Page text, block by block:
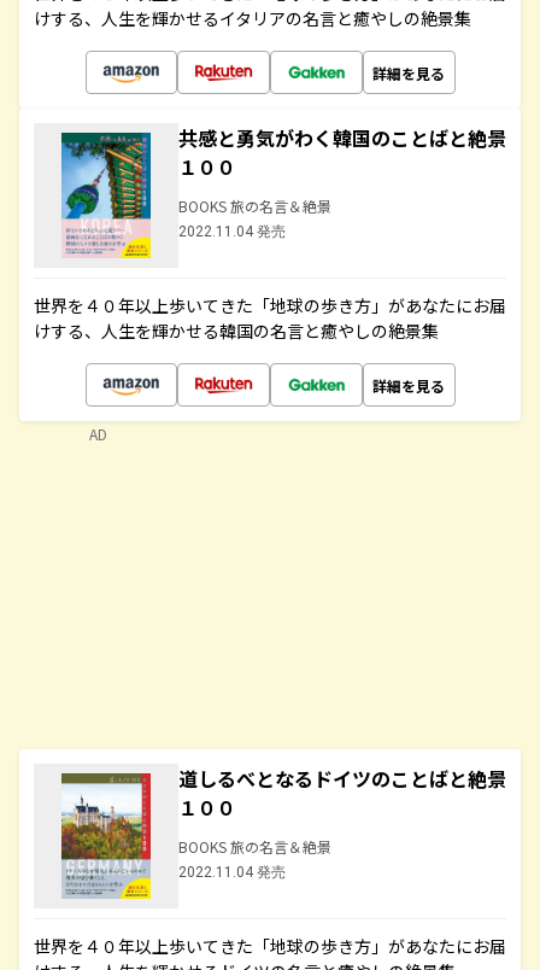
けする、人生を輝かせるイタリアの名言と癒やしの絶景集
詳細を見る
共感と勇気がわく韓国のことばと絶景
１００
BOOKS 旅の名言＆絶景
2022.11.04 発売
世界を４０年以上歩いてきた「地球の歩き方」があなたにお届
けする、人生を輝かせる韓国の名言と癒やしの絶景集
詳細を見る
道しるべとなるドイツのことばと絶景
１００
BOOKS 旅の名言＆絶景
2022.11.04 発売
世界を４０年以上歩いてきた「地球の歩き方」があなたにお届
AD